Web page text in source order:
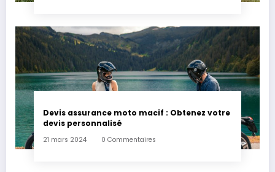
Devis assurance moto macif : Obtenez votre
devis personnalisé
21 mars 2024 0 Commentaires